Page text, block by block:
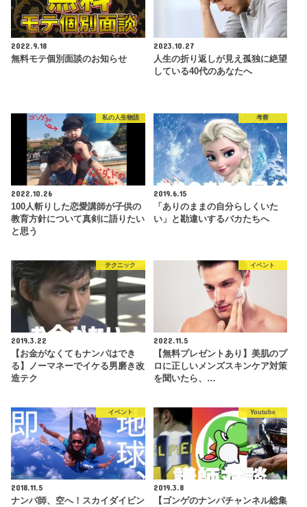
2022.9.18
無料モテ個別面談のお知らせ
2023.10.27
人生の折り返しが見え孤独に絶望
している40代のあなたへ
私の人生物語
2022.10.26
100人斬りした恋愛講師が子供の
教育方針について真剣に語りたい
と思う
考察
2019.6.15
「ありのままの自分らしくいた
い」と勘違いするバカたちへ
テクニック
2019.3.22
【お金がなくてもナンパはでき
る】ノーマネーでイケる男磨き改
造テク
イベント
2022.11.5
【無料プレゼントあり】美肌のプ
ロに正しいメンズスキンケア対策
を聞いたら、…
イベント
2018.11.5
ナンパ師、空へ！スカイダイビン
Youtube
2019.3.8
【ゴンゲのナンパチャンネル総集